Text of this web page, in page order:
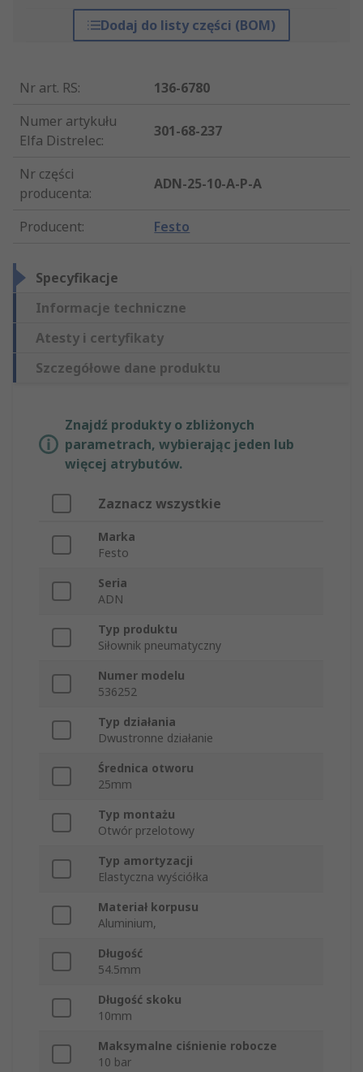
Dodaj do listy części (BOM)
Nr art. RS:
136-6780
Numer artykułu
Elfa Distrelec:
301-68-237
Nr części
producenta:
ADN-25-10-A-P-A
Producent: Festo
Specyfikacje
Informacje techniczne
Atesty i certyfikaty
Szczegółowe dane produktu
Znajdź produkty o zbliżonych
parametrach, wybierając jeden lub
więcej atrybutów.
Zaznacz wszystkie
Marka
Festo
Seria
ADN
Typ produktu
Siłownik pneumatyczny
Numer modelu
536252
Typ działania
Dwustronne działanie
Średnica otworu
25mm
Typ montażu
Otwór przelotowy
Typ amortyzacji
Elastyczna wyściółka
Materiał korpusu
Aluminium,
Długość
54.5mm
Długość skoku
10mm
Maksymalne ciśnienie robocze
10 bar